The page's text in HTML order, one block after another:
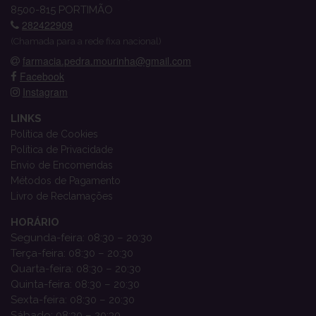
8500-815 PORTIMÃO
282422909
(Chamada para a rede fixa nacional)
farmacia.pedra.mourinha@gmail.com
Facebook
Instagram
LINKS
Política de Cookies
Política de Privacidade
Envio de Encomendas
Métodos de Pagamento
Livro de Reclamações
HORÁRIO
Segunda-feira: 08:30 – 20:30
Terça-feira: 08:30 – 20:30
Quarta-feira: 08:30 – 20:30
Quinta-feira: 08:30 – 20:30
Sexta-feira: 08:30 – 20:30